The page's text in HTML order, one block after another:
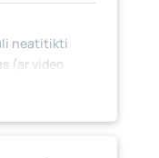
neatitikti
(ar video
Prekių